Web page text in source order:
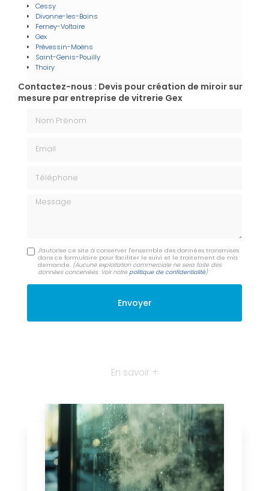
Cessy
Divonne-les-Bains
Ferney-Voltaire
Gex
Prévessin-Moëns
Saint-Genis-Pouilly
Thoiry
Contactez-nous : Devis pour création de miroir sur
mesure par entreprise de vitrerie Gex
Message
J'autorise ce site à conserver l'ensemble des données transmises
dans ce formulaire pour faciliter le suivi et le traitement de ma
demande. (Aucune exploitation commerciale ne sera faite des
données concervées. Voir notrepolitique de confidentialité)
En savoir +